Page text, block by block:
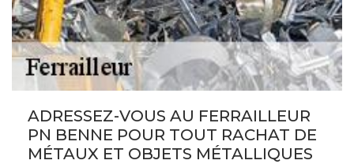
ADRESSEZ-VOUS AU FERRAILLEUR
PN BENNE POUR TOUT RACHAT DE
MÉTAUX ET OBJETS MÉTALLIQUES